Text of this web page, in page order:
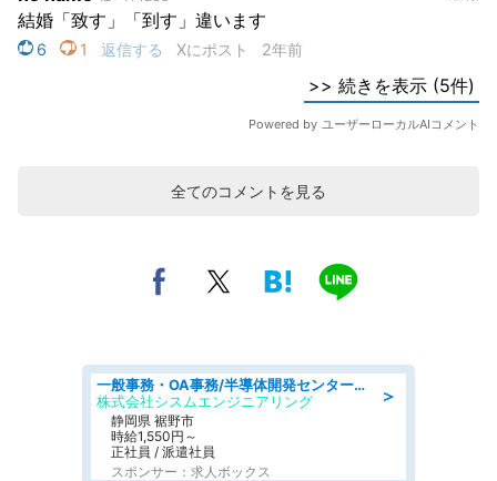
全てのコメントを見る
＞
一般事務・OA事務/半導体開発センター内で事務&軽作業スタッフ、募集
株式会社シスムエンジニアリング
静岡県 裾野市
時給1,550円～
正社員 / 派遣社員
スポンサー：求人ボックス